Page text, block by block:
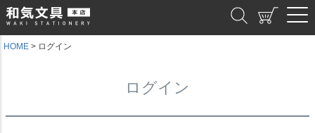
HOME ログイン
ログイン